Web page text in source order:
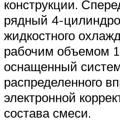
конструкции.
рядный 4-
жидкостного
рабочим объемом
оснащенный
распределенного
электронной
состава смеси.